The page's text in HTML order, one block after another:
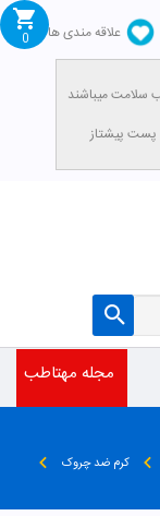
علاقه مندی ها
0
مجله مهتاطب
کرم ضد چروک